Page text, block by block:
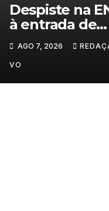
Despiste na
à entrada de
AGO 7, 2026
VO